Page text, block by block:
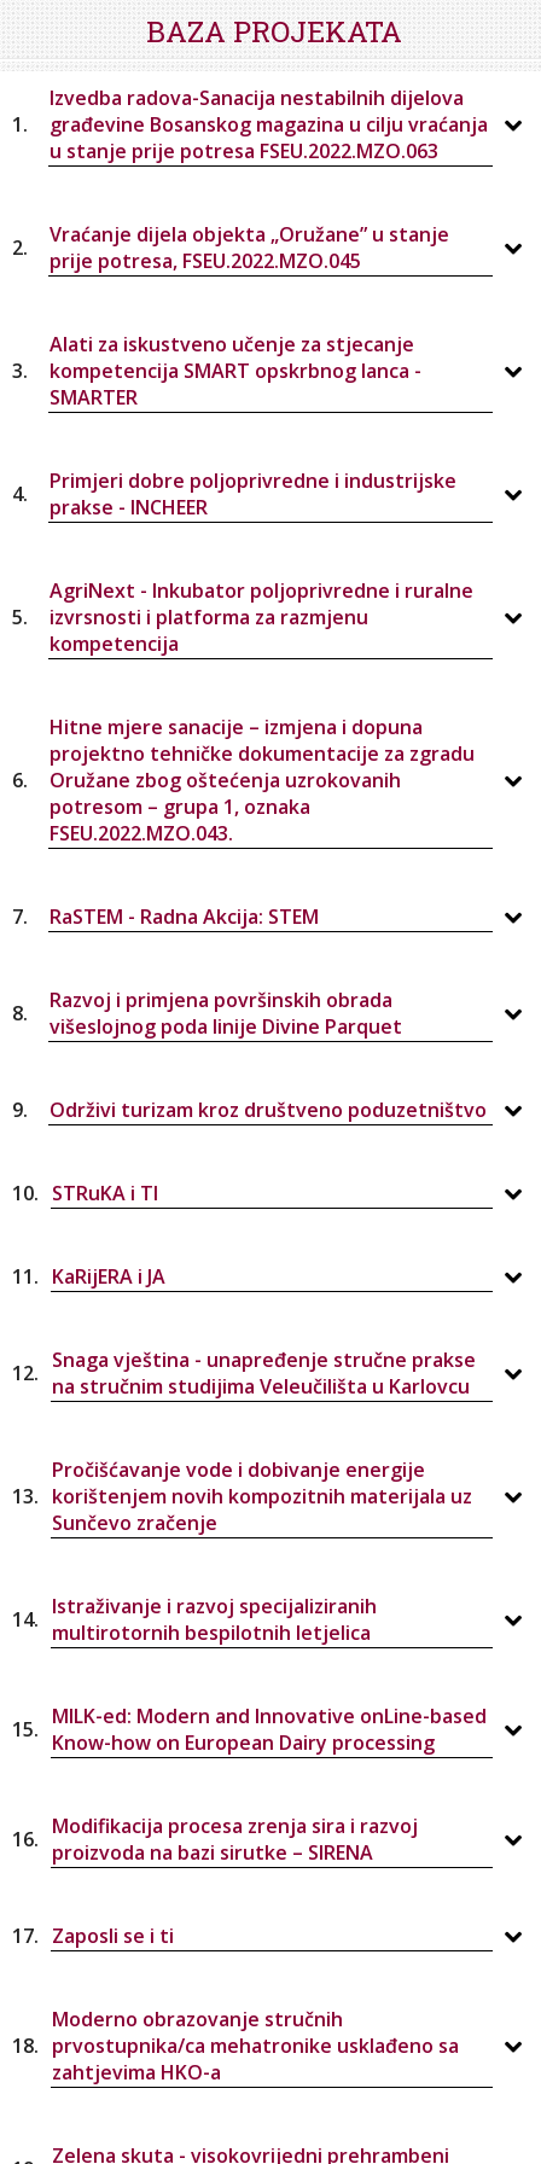
BAZA PROJEKATA
1.
Izvedba radova-Sanacija nestabilnih dijelova
građevine Bosanskog magazina u cilju vraćanja
u stanje prije potresa FSEU.2022.MZO.063
2.
Vraćanje dijela objekta „Oružane” u stanje
prije potresa, FSEU.2022.MZO.045
3.
Alati za iskustveno učenje za stjecanje
kompetencija SMART opskrbnog lanca -
SMARTER
4.
Primjeri dobre poljoprivredne i industrijske
prakse - INCHEER
5.
AgriNext - Inkubator poljoprivredne i ruralne
izvrsnosti i platforma za razmjenu
kompetencija
6.
Hitne mjere sanacije – izmjena i dopuna
projektno tehničke dokumentacije za zgradu
Oružane zbog oštećenja uzrokovanih
potresom – grupa 1, oznaka
FSEU.2022.MZO.043.
7. RaSTEM - Radna Akcija: STEM
8.
Razvoj i primjena površinskih obrada
višeslojnog poda linije Divine Parquet
9. Održivi turizam kroz društveno poduzetništvo
10. STRuKA i TI
11. KaRijERA i JA
12. Snaga vještina - unapređenje stručne prakse
na stručnim studijima Veleučilišta u Karlovcu
13.
Pročišćavanje vode i dobivanje energije
korištenjem novih kompozitnih materijala uz
Sunčevo zračenje
14. Istraživanje i razvoj specijaliziranih
multirotornih bespilotnih letjelica
15. MILK-ed: Modern and Innovative onLine-based
Know-how on European Dairy processing
16. Modifikacija procesa zrenja sira i razvoj
proizvoda na bazi sirutke – SIRENA
17. Zaposli se i ti
18.
Moderno obrazovanje stručnih
prvostupnika/ca mehatronike usklađeno sa
zahtjevima HKO-a
Zelena skuta - visokovrijedni prehrambeni